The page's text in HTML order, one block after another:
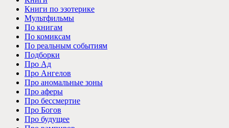
Книги по эзотерике
Мультфильмы
По книгам
По комиксам
По реальным событиям
Подборки
Про Ад
Про Ангелов
Про аномальные зоны
Про аферы
Про бессмертие
Про Богов
Про будущее